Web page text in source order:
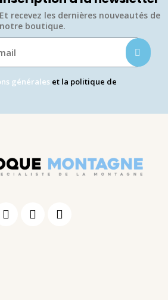
Et recevez les dernières nouveautés de
notre boutique.​
générales et la politique de